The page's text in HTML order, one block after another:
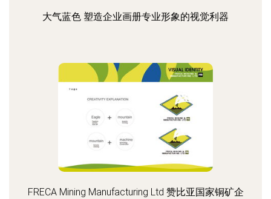
大气蓝色 塑造企业画册专业形象的视觉利器
FRECA Mining Manufacturing Ltd 赞比亚国家铜矿企